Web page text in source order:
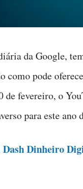
da Google,
como pode
fevereiro, o
para este ano
Dash Dinheiro